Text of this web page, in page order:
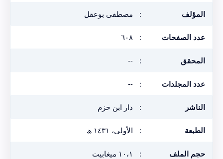
المؤلف : مصطفى بوعقل
عدد الصفحات : ٦٠٨
المحقق :
--
عدد المجلدات :
--
الناشر : دار ابن حزم
الطبعة : الأولى، ١٤٣١ ھ
حجم الملف : ١٠،١ ميغابيت